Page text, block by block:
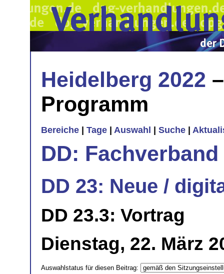
Heidelberg 2022
Programm
Bereiche Tage Auswahl Suche
DD:
DD 23: Neue /
DD 23.3: Vortrag
Dienstag, 22. März
Auswahlstatus für diesen Beitrag: